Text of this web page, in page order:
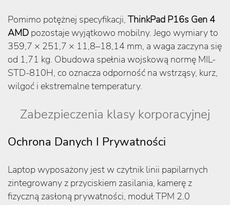
Pomimo potężnej specyfikacji, ThinkPad P16s Gen 4
AMD pozostaje wyjątkowo mobilny. Jego wymiary to
359,7 × 251,7 × 11,8–18,14 mm, a waga zaczyna się
od 1,71 kg. Obudowa spełnia wojskową normę MIL-
STD-810H, co oznacza odporność na wstrząsy, kurz,
wilgoć i ekstremalne temperatury.
Zabezpieczenia klasy korporacyjnej
Ochrona Danych I Prywatności
Laptop wyposażony jest w czytnik linii papilarnych
zintegrowany z przyciskiem zasilania, kamerę z
fizyczną zasłoną prywatności, moduł TPM 2.0